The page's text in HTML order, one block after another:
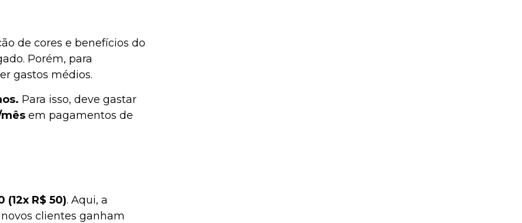
de cores e benefícios do
Porém, para
gastos médios.
Para isso, deve gastar
mês em pagamentos de
R$ 50). Aqui, a
clientes ganham